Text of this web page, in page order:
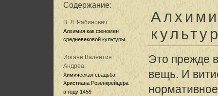
Содержание:
В. Л. Рабинович:
Алхимия как феномен
средневековой культуры
Иоганн Валентин
Андреа:
Химическая свадьба
Христиана Розенкрейцера
в году 1459
Это прежде
вещь. И